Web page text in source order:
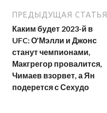
ПРЕДЫДУЩАЯ СТАТЬЯ
Каким будет 2023-й в
UFC: О’Мэлли и Джонс
станут чемпионами,
Макгрегор провалится,
Чимаев взорвет, а Ян
подерется с Сехудо